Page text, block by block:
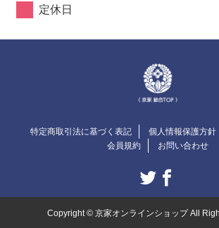
定休日
特定商取引法に基づく表記 個人情報保護方針
会員規約
お問い合わせ
Copyright © 京家オンラインショップ All